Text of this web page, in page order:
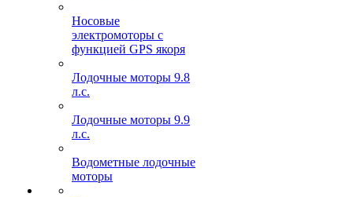
Носовые
электромоторы с
функцией GPS якоря
Лодочные моторы 9.8
л.с.
Лодочные моторы 9.9
л.с.
Водометные лодочные
моторы